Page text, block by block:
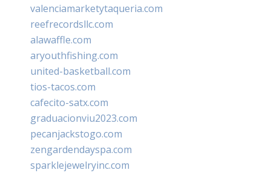
valenciamarketytaqueria.com
reefrecordsllc.com
alawaffle.com
aryouthfishing.com
united-basketball.com
tios-tacos.com
cafecito-satx.com
graduacionviu2023.com
pecanjackstogo.com
zengardendayspa.com
sparklejewelryinc.com